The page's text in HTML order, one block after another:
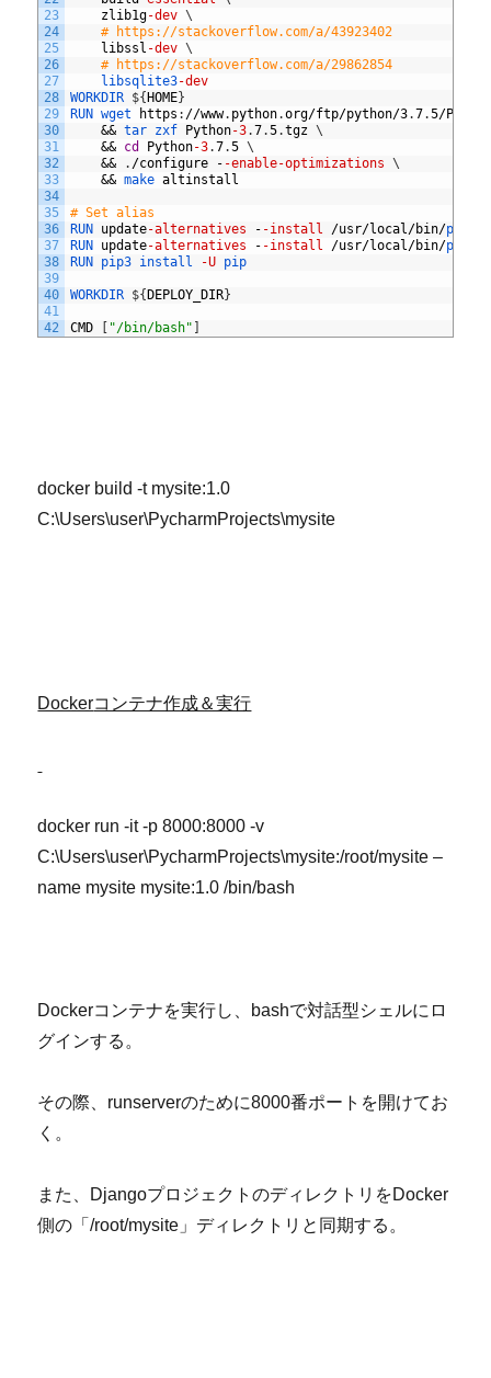
23
24
25
26
27
28
29
30
31
32
33
34
35
36
37
38
39
40
41
42
zlib1g-dev \
# https://stackoverflow.com/a/43923402
libssl -dev \
# https://stackoverflow.com/a/29862854
libsqlite3-dev
WORKDIR ${ HOME}
RUN wget https : //www. python.org/ftp/python/3.7.5/
&& tar zxf Python-3.7.5.tgz \
&& cd Python-3.7.5 \
&&
. /configure - -enable-optimizations
\
&& make altinstall
# Set alias
RUN update-alternatives - -install /usr/local/bin/
RUN update-alternatives - -install /usr/local/bin/pip3
RUN
pip3 install -U pip
WORKDIR ${ DEPLOY_DIR}
CMD "/bin/bash"
docker build -t mysite:1.0
C:\Users\user\PycharmProjects\mysite
Dockerコンテナ作成＆実行
docker run -it -p 8000:8000 -v
C:\Users\user\PycharmProjects\mysite:/root/mysite –
name mysite mysite:1.0 /bin/bash
Dockerコンテナを実行し、bashで対話型シェルにロ
グインする。
その際、runserverのために8000番ポートを開けてお
く。
また、DjangoプロジェクトのディレクトリをDocker
側の「/root/mysite」ディレクトリと同期する。